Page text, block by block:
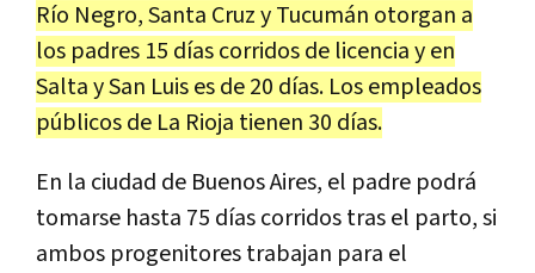
Río Negro, Santa Cruz y Tucumán otorgan a
los padres 15 días corridos de licencia y en
Salta y San Luis es de 20 días. Los empleados
públicos de La Rioja tienen 30 días.
En la ciudad de Buenos Aires, el padre podrá
tomarse hasta 75 días corridos tras el parto, si
ambos progenitores trabajan para el